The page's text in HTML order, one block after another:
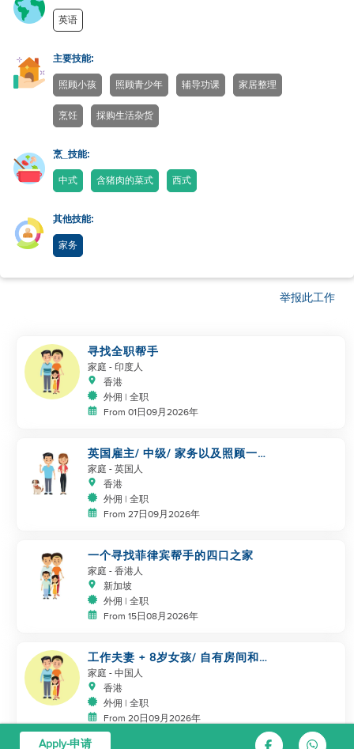
英语
主要技能:
照顾小孩 照顾青少年 辅导功课 家居整理
烹饪 採购生活杂货
烹_技能:
中式 含猪肉的菜式 西式
其他技能:
家务
举报此工作
寻找全职帮手
家庭 - 印度人
香港
外佣 | 全职
From 01日09月2026年
英国雇主/ 中级/ 家务以及照顾一
只狗
家庭 - 英国人
香港
外佣 | 全职
From 27日09月2026年
一个寻找菲律宾帮手的四口之家
家庭 - 香港人
新加坡
外佣 | 全职
From 15日08月2026年
工作夫妻 + 8岁女孩/ 自有房间和
厕所/ 5500-6000
家庭 - 中国人
香港
外佣 | 全职
From 20日09月2026年
Apply-申请